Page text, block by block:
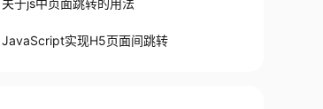
关于js中页面跳转的用法
JavaScript实现H5页面间跳转